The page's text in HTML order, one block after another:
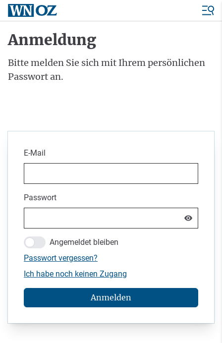
Anmeldung
Bitte melden Sie sich mit Ihrem persönlichen
Passwort an.
E-Mail
Passwort
Angemeldet bleiben
Passwort vergessen?
Ich habe noch keinen Zugang
Anmelden